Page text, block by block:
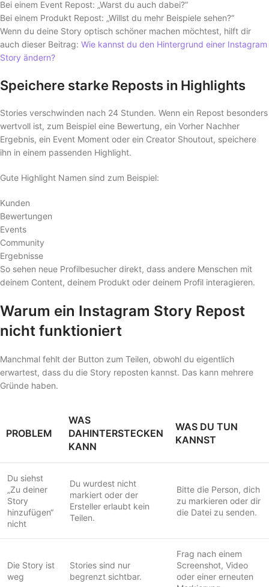
Bei einem Event Repost: „Warst du auch dabei?“
Bei einem Produkt Repost: „Willst du mehr Beispiele sehen?“
Wenn du deine Story optisch schöner machen möchtest, hilft dir
auch dieser Beitrag: Wie kannst du den Hintergrund einer Instagram
Story ändern?
Speichere starke Reposts in Highlights
Stories verschwinden nach 24 Stunden. Wenn ein Repost besonders
wertvoll ist, zum Beispiel eine Bewertung, ein Vorher Nachher
Ergebnis, ein Event Moment oder ein Creator Shoutout, speichere
ihn in einem passenden Highlight.
Gute Highlight Namen sind zum Beispiel:
Kunden
Bewertungen
Events
Community
Ergebnisse
So sehen neue Profilbesucher direkt, dass andere Menschen mit
deinem Content, deinem Produkt oder deinem Profil interagieren.
Warum ein Instagram Story Repost
nicht funktioniert
Manchmal fehlt der Button zum Teilen, obwohl du eigentlich
erwartest, dass du die Story reposten kannst. Das kann mehrere
Gründe haben.
PROBLEM
WAS
DAHINTERSTECKEN
KANN
WAS DU TUN
KANNST
Du siehst
„Zu deiner
Story
hinzufügen“
nicht
Du wurdest nicht
markiert oder der
Ersteller erlaubt kein
Teilen.
Bitte die Person, dich
zu markieren oder dir
die Datei zu senden.
Die Story ist
weg
Stories sind nur
begrenzt sichtbar.
Frag nach einem
Screenshot, Video
oder einer erneuten